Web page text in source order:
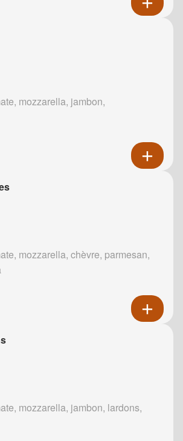
mozzarella, jambon,
mozzarella, chèvre, parmesan,
mozzarella, jambon, lardons,